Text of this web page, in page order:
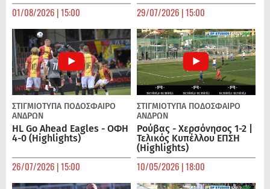
01/08/2026 | 15:00 29/07/2026 | 15:00
ΣΤΙΓΜΙΟΤΥΠΑ ΠΟΔΌΣΦΑΙΡΟ
ΑΝΔΡΏΝ
HL Go Ahead Eagles - ΟΦΗ
4-0 (Highlights)
26/07/2026 | 15:00
ΣΤΙΓΜΙΟΤΥΠΑ ΠΟΔΌΣΦΑΙΡΟ
ΑΝΔΡΏΝ
Ρούβας - Χερσόνησος 1-2 |
Τελικός Κυπέλλου ΕΠΣΗ
(Highlights)
10/05/2026 | 18:00